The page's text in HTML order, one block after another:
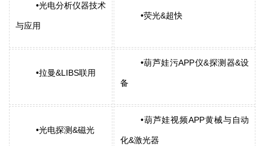
•光电分析仪器技术
与应用
•荧光&超快
•拉曼&LIBS联用
•葫芦娃污APP仪&探测器&设
备
•光电探测&磁光
•葫芦娃视频APP黄械与自动
化&激光器